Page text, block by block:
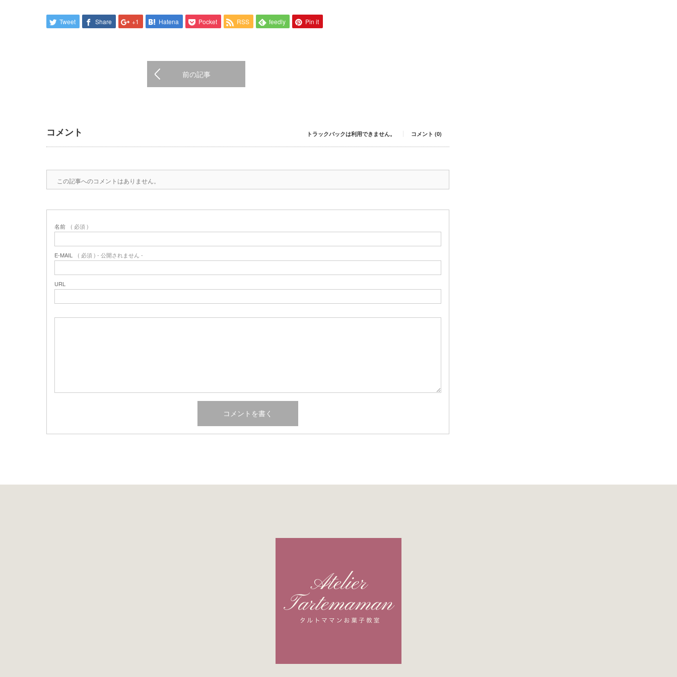
Tweet Share +1 Hatena Pocket RSS feedly Pin it
前の記事
コメント トラックバックは利用できません。 コメント (0)
この記事へのコメントはありません。
名前 ( 必須 )
E-MAIL ( 必須 ) - 公開されません -
URL